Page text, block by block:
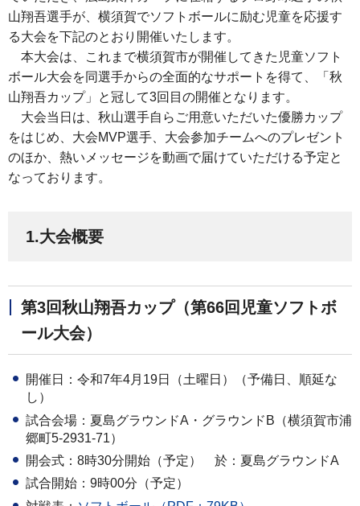
山翔吾選手が、横須賀でソフトボールに励む児童を応援す
る大会を下記のとおり開催いたします。
本大会は、これまで横須賀市が開催してきた児童ソフト
ボール大会を同選手からの全面的なサポートを得て、「秋
山翔吾カップ」と冠して3回目の開催となります。
大会当日は、秋山選手自らご用意いただいた優勝カップ
をはじめ、大会MVP選手、大会参加チームへのプレゼント
のほか、熱いメッセージを動画で届けていただける予定と
なっております。
1.大会概要
第3回秋山翔吾カップ（第66回児童ソフトボ
ール大会）
開催日：令和7年4月19日（土曜日）（予備日、順延な
し）
試合会場：夏島グラウンドA・グラウンドB（横須賀市浦
郷町5-2931-71）
開会式：8時30分開始（予定） 於：夏島グラウンドA
試合開始：9時00分（予定）